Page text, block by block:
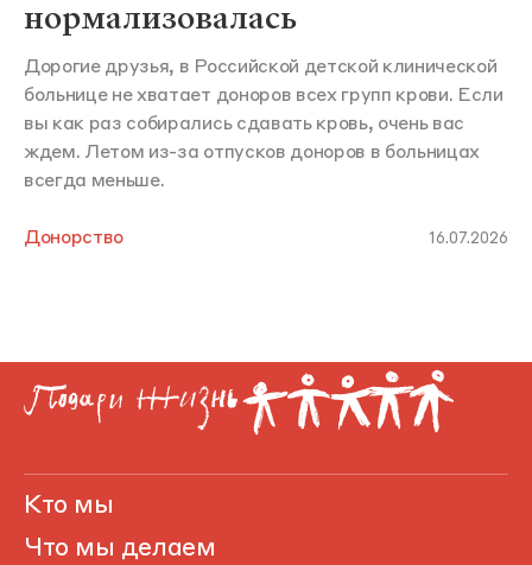
нормализовалась
Дорогие друзья, в Российской детской клинической
больнице не хватает доноров всех групп крови. Если
вы как раз собирались сдавать кровь, очень вас
ждем. Летом из-за отпусков доноров в больницах
всегда меньше.
Донорство 16.07.2026
Кто мы
Что мы делаем